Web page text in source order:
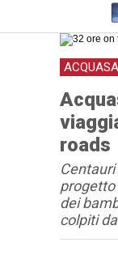
roads
progetto
dei
colpiti